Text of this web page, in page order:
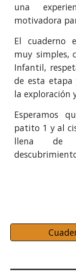
una
motivadora
El cuaderno
muy simples,
Infantil,
de esta etapa
la exploración
Esperamos
patito 1 y al
llena de